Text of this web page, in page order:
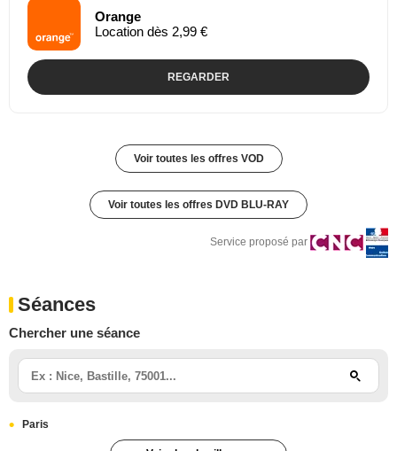
Orange
Location dès 2,99 €
REGARDER
Voir toutes les offres VOD
Voir toutes les offres DVD BLU-RAY
Service proposé par
Séances
Chercher une séance
Paris